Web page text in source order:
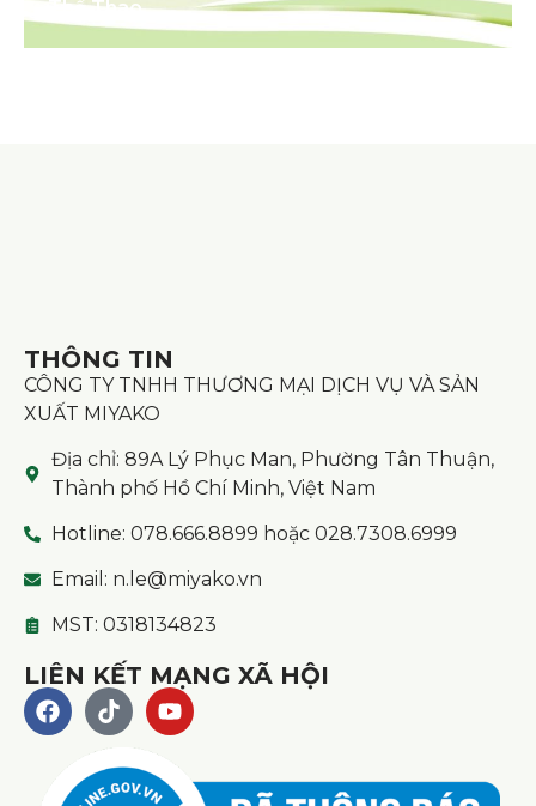
Thể Thao
THÔNG TIN
CÔNG TY TNHH THƯƠNG MẠI DỊCH VỤ VÀ SẢN
XUẤT MIYAKO
Địa chỉ: 89A Lý Phục Man, Phường Tân Thuận,
Thành phố Hồ Chí Minh, Việt Nam
Hotline: 078.666.8899 hoặc 028.7308.6999
Email: n.le@miyako.vn
MST: 0318134823
LIÊN KẾT MẠNG XÃ HỘI